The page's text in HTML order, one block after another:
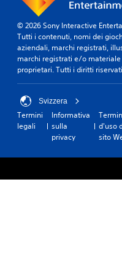
© 2026 Sony Interactive
Tutti i contenuti, nomi dei
aziendali, marchi registrati,
marchi registrati e/o
proprietari. Tutti i diritti
Svizzera
Termini
legali
Informativa
sulla
privacy
d'uso
sito